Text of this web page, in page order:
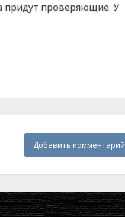
придут проверяющие. У
Добавить комментарий